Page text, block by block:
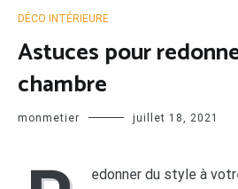
DÉCO INTÉRIEURE
Astuces pour
chambre
monmetier juillet 18, 2021
edonner du style à